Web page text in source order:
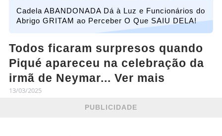
Cadela ABANDONADA Dá à Luz e Funcionários do
Abrigo GRITAM ao Perceber O Que SAIU DELA!
Todos ficaram surpresos quando
Piqué apareceu na celebração da
irmã de Neymar... Ver mais
13/03/2025
PUBLICIDADE